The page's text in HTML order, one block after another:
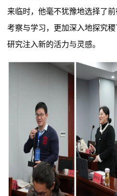
来临时，他毫不犹豫地选择了
考察与学习，更加深入地探究
研究注入新的活力与灵感。